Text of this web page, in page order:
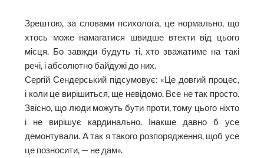
Зрештою, за словами психолога, це нормально, що
хтось може намагатися швидше втекти від цього
місця. Бо завжди будуть ті, хто зважатиме на такі
речі, і абсолютно байдужі до них.
Сергій Сендерський підсумовує: «Це довгий процес,
і коли це вирішиться, ще невідомо. Все не так просто.
Звісно, що люди можуть бути проти, тому цього ніхто
і не вирішує кардинально. Інакше давно б усе
демонтували. А так я такого розпорядження, щоб усе
це позносити, — не дам».